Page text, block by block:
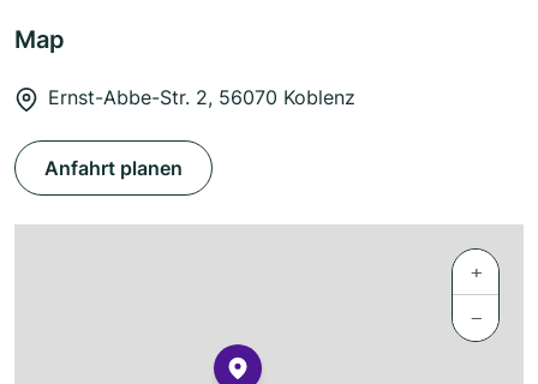
Map
Ernst-Abbe-Str. 2, 56070 Koblenz
Anfahrt planen
+
−